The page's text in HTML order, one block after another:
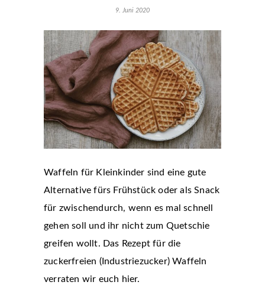
9. Juni 2020
Waffeln für Kleinkinder sind eine gute
Alternative fürs Frühstück oder als Snack
für zwischendurch, wenn es mal schnell
gehen soll und ihr nicht zum Quetschie
greifen wollt. Das Rezept für die
zuckerfreien (Industriezucker) Waffeln
verraten wir euch hier.